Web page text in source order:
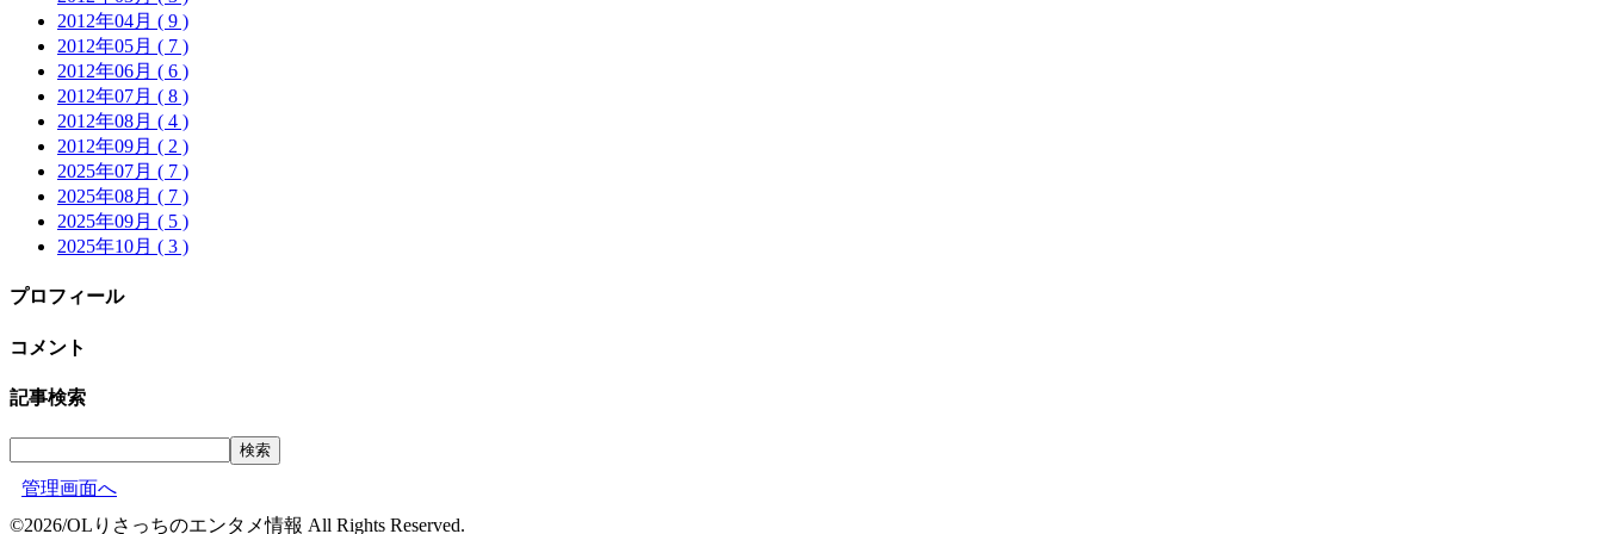
2012年04月 ( 9 )
2012年05月 ( 7 )
2012年06月 ( 6 )
2012年07月 ( 8 )
2012年08月 ( 4 )
2012年09月 ( 2 )
2025年07月 ( 7 )
2025年08月 ( 7 )
2025年09月 ( 5 )
2025年10月 ( 3 )
プロフィール
コメント
記事検索
管理画面へ
©2026/OLりさっちのエンタメ情報 All Rights Reserved.